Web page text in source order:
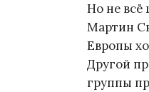
Но не всё
Мартин
Европы
Другой
группы